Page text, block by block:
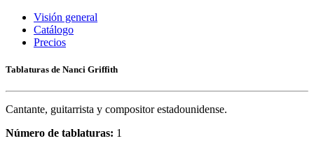
Visión general
Catálogo
Precios
Tablaturas de Nanci Griffith
Cantante, guitarrista y compositor estadounidense.
Número de tablaturas: 1